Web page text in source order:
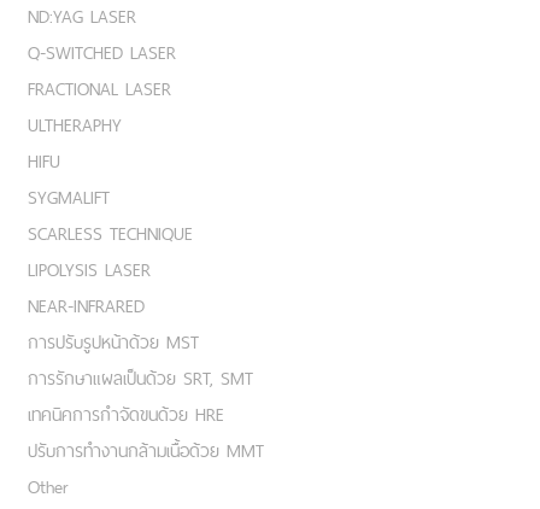
ND:YAG LASER
Q-SWITCHED LASER
FRACTIONAL LASER
ULTHERAPHY
HIFU
SYGMALIFT
SCARLESS TECHNIQUE
LIPOLYSIS LASER
NEAR-INFRARED
การปรับรูปหน้าด้วย MST
การรักษาแผลเป็นด้วย SRT, SMT
เทคนิคการกำจัดขนด้วย HRE
ปรับการทำงานกล้ามเนื้อด้วย MMT
Other